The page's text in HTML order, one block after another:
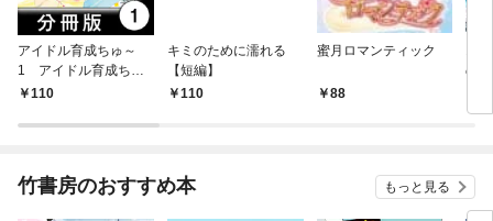
アイドル育成ちゅ～
1 アイドル育成ちゅ
～【分冊版1/10】
110
キミのために濡れる
【短編】
110
蜜月ロマンティック
88
の
竹書房のおすすめ本 もっと見る